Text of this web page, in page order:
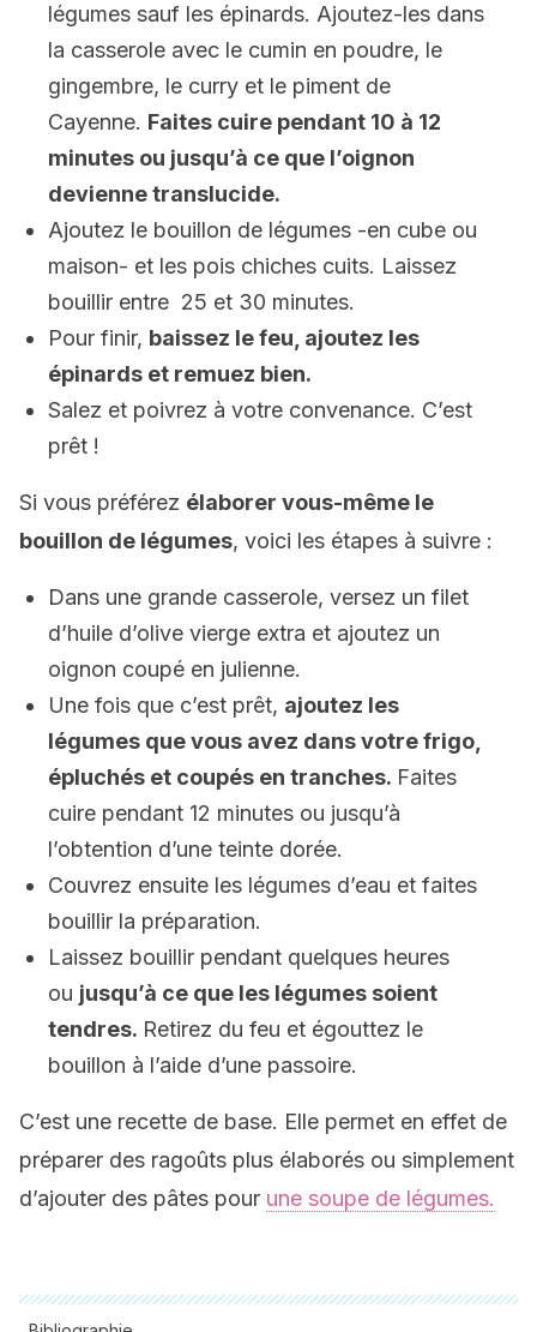
légumes sauf les épinards. Ajoutez-les dans
la casserole avec le cumin en poudre, le
gingembre, le curry et le piment de
Cayenne. Faites cuire pendant 10 à 12
minutes ou jusqu’à ce que l’oignon
devienne translucide.
Ajoutez le bouillon de légumes -en cube ou
maison- et les pois chiches cuits. Laissez
bouillir entre 25 et 30 minutes.
Pour finir, baissez le feu, ajoutez les
épinards et remuez bien.
Salez et poivrez à votre convenance. C’est
prêt !
Si vous préférez élaborer vous-même le
bouillon de légumes, voici les étapes à suivre :
Dans une grande casserole, versez un filet
d’huile d’olive vierge extra et ajoutez un
oignon coupé en julienne.
Une fois que c’est prêt, ajoutez les
légumes que vous avez dans votre frigo,
épluchés et coupés en tranches. Faites
cuire pendant 12 minutes ou jusqu’à
l’obtention d’une teinte dorée.
Couvrez ensuite les légumes d’eau et faites
bouillir la préparation.
Laissez bouillir pendant quelques heures
ou jusqu’à ce que les légumes soient
tendres. Retirez du feu et égouttez le
bouillon à l’aide d’une passoire.
C’est une recette de base. Elle permet en effet de
préparer des ragoûts plus élaborés ou simplement
d’ajouter des pâtes pour une soupe de légumes.